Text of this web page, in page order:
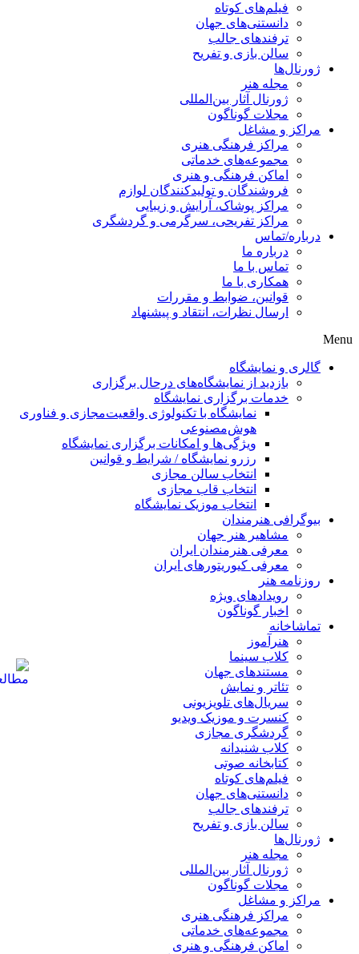
فیلم‌های کوتاه
دانستنی‌های جهان
ترفندهای جالب
سالن بازی و تفریح
ژورنال‌ها
مجله هنر
ژورنال آثار بین‌المللی
مجلات گوناگون
مراکز و مشاغل
مراکز فرهنگی هنری
مجموعه‌های خدماتی
اماکن فرهنگی و هنری
فروشندگان و تولیدکنندگان لوازم
مراکز پوشاک، آرایش و زیبایی
مراکز تفریحی، سرگرمی و گردشگری
درباره/تماس
درباره ما
تماس با ما
همکاری با ما
قوانین، ضوابط و مقررات
ارسال نظرات، انتقاد و پیشنهاد
Menu
گالری و نمایشگاه
بازدید از نمایشگاه‌های درحال برگزاری
خدمات برگزاری نمایشگاه
نمایشگاه با تکنولوژی واقعیت‌مجازی و فناوری
هوش‌مصنوعی
ویژگی‌ها و امکانات برگزاری نمایشگاه
رزرو نمایشگاه / شرایط و قوانین
انتخاب سالن مجازی
انتخاب قاب مجازی
انتخاب موزیک نمایشگاه
بیوگرافی هنرمندان
مشاهیر هنر جهان
معرفی هنرمندان ایران
معرفی کیوریتورهای ایران
روزنامه هنر
رویدادهای ویژه
اخبار گوناگون
تماشاخانه
هنرآموز
کلاب سینما
مستندهای جهان
تئاتر و نمایش
سریال‌های تلویزیونی
کنسرت و موزیک ویدیو
گردشگری مجازی
کلاب شنیدانه
کتابخانه صوتی
فیلم‌های کوتاه
دانستنی‌های جهان
ترفندهای جالب
سالن بازی و تفریح
ژورنال‌ها
مجله هنر
ژورنال آثار بین‌المللی
مجلات گوناگون
مراکز و مشاغل
مراکز فرهنگی هنری
مجموعه‌های خدماتی
اماکن فرهنگی و هنری